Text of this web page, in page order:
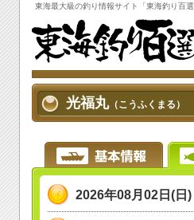
東海最大級の釣り情報サイト「東海釣り百選
光福丸（こうふくまる）
2026年08月02日(日)